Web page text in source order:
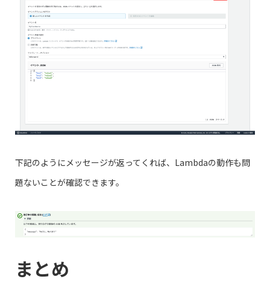
下記のようにメッセージが返ってくれば、Lambdaの動作も問
題ないことが確認できます。
まとめ